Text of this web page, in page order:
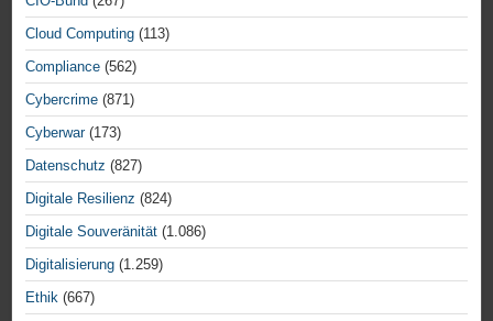
Cloud Computing (113)
Compliance (562)
Cybercrime (871)
Cyberwar(173)
Datenschutz (827)
Digitale Resilienz (824)
Digitale Souveränität (1.086)
Digitalisierung (1.259)
Ethik (667)